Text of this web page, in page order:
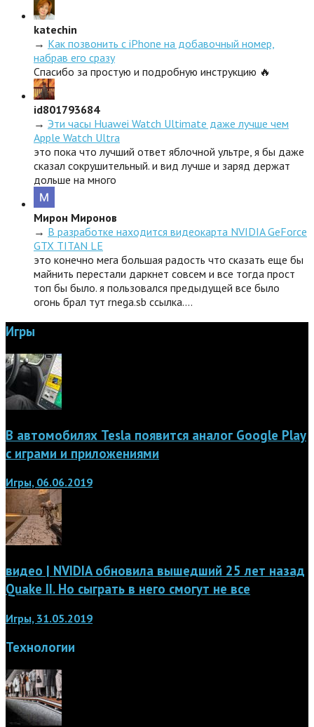
katechin
→ Как позвонить с iPhone на добавочный номер,
набрав его сразу
Спасибо за простую и подробную инструкцию 🔥
id801793684
→ Эти часы Huawei Watch Ultimate даже лучше чем
Apple Watch Ultra
это пока что лучший ответ яблочной ультре, я бы даже
сказал сокрушительный. и вид лучше и заряд держат
дольше на много
Мирон Миронов
→ В разработке находится видеокарта NVIDIA GeForce
GTX TITAN LE
это конечно мега большая радость что сказать еще бы
майнить перестали даркнет совсем и все тогда прост
топ бы было. я пользовался предыдущей все было
огонь брал тут rnega.sb ссылка.…
Игры
В автомобилях Tesla появится аналог Google Play
с играми и приложениями
Игры, 06.06.2019
видео | NVIDIA обновила вышедший 25 лет назад
Quake II. Но сыграть в него смогут не все
Игры, 31.05.2019
Технологии